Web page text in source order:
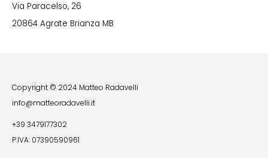
Via Paracelso, 26
20864 Agrate Brianza MB
Copyright © 2024 Matteo Radavelli
info@matteoradavelli.it
+39 3479177302
P.IVA: 07390590961